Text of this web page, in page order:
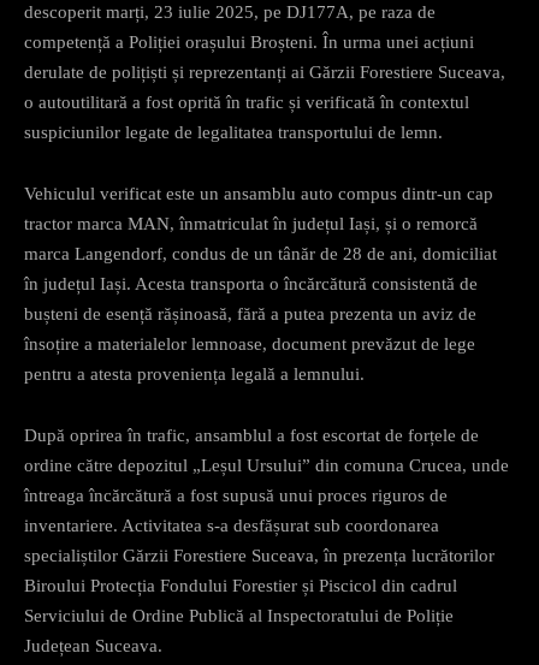
descoperit marți, 23 iulie 2025, pe DJ177A, pe raza de
competență a Poliției orașului Broșteni. În urma unei acțiuni
derulate de polițiști și reprezentanți ai Gărzii Forestiere Suceava,
o autoutilitară a fost oprită în trafic și verificată în contextul
suspiciunilor legate de legalitatea transportului de lemn.
Vehiculul verificat este un ansamblu auto compus dintr-un cap
tractor marca MAN, înmatriculat în județul Iași, și o remorcă
marca Langendorf, condus de un tânăr de 28 de ani, domiciliat
în județul Iași. Acesta transporta o încărcătură consistentă de
bușteni de esență rășinoasă, fără a putea prezenta un aviz de
însoțire a materialelor lemnoase, document prevăzut de lege
pentru a atesta proveniența legală a lemnului.
După oprirea în trafic, ansamblul a fost escortat de forțele de
ordine către depozitul „Leșul Ursului” din comuna Crucea, unde
întreaga încărcătură a fost supusă unui proces riguros de
inventariere. Activitatea s-a desfășurat sub coordonarea
specialiștilor Gărzii Forestiere Suceava, în prezența lucrătorilor
Biroului Protecția Fondului Forestier și Piscicol din cadrul
Serviciului de Ordine Publică al Inspectoratului de Poliție
Județean Suceava.